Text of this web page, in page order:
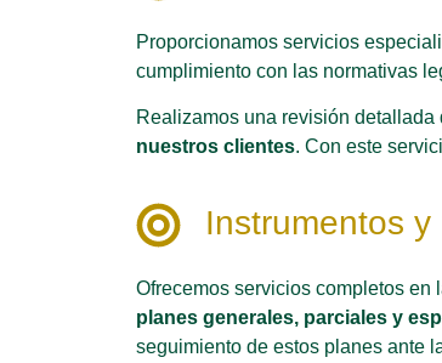
Proporcionamos servicios
cumplimiento con las normativas
Realizamos una revisión
nuestros clientes. Con este
Instrumentos
Ofrecemos servicios completos en
planes generales, parciales y
seguimiento de estos planes ante